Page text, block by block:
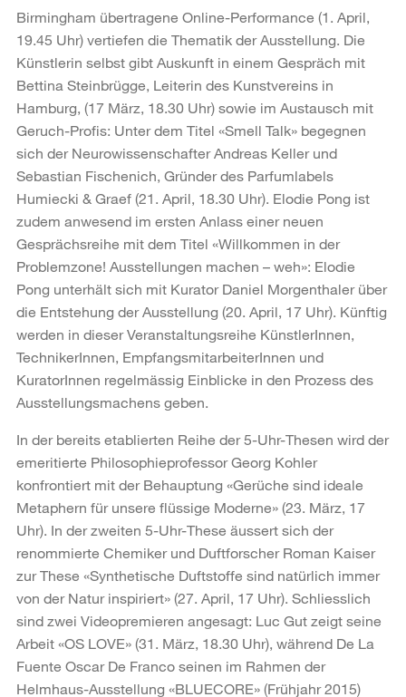
Birmingham übertragene Online-Performance (1. April,
19.45 Uhr) vertiefen die Thematik der Ausstellung. Die
Künstlerin selbst gibt Auskunft in einem Gespräch mit
Bettina Steinbrügge, Leiterin des Kunstvereins in
Hamburg, (17 März, 18.30 Uhr) sowie im Austausch mit
Geruch-Profis: Unter dem Titel «Smell Talk» begegnen
sich der Neurowissenschafter Andreas Keller und
Sebastian Fischenich, Gründer des Parfumlabels
Humiecki & Graef (21. April, 18.30 Uhr). Elodie Pong ist
zudem anwesend im ersten Anlass einer neuen
Gesprächsreihe mit dem Titel «Willkommen in der
Problemzone! Ausstellungen machen – weh»: Elodie
Pong unterhält sich mit Kurator Daniel Morgenthaler über
die Entstehung der Ausstellung (20. April, 17 Uhr). Künftig
werden in dieser Veranstaltungsreihe KünstlerInnen,
TechnikerInnen, EmpfangsmitarbeiterInnen und
KuratorInnen regelmässig Einblicke in den Prozess des
Ausstellungsmachens geben.
In der bereits etablierten Reihe der 5-Uhr-Thesen wird der
emeritierte Philosophieprofessor Georg Kohler
konfrontiert mit der Behauptung «Gerüche sind ideale
Metaphern für unsere flüssige Moderne» (23. März, 17
Uhr). In der zweiten 5-Uhr-These äussert sich der
renommierte Chemiker und Duftforscher Roman Kaiser
zur These «Synthetische Duftstoffe sind natürlich immer
von der Natur inspiriert» (27. April, 17 Uhr). Schliesslich
sind zwei Videopremieren angesagt: Luc Gut zeigt seine
Arbeit «OS LOVE» (31. März, 18.30 Uhr), während De La
Fuente Oscar De Franco seinen im Rahmen der
Helmhaus-Ausstellung «BLUECORE» (Frühjahr 2015)